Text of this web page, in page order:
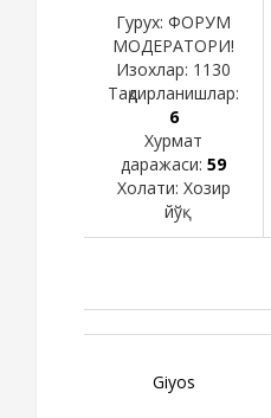
Гурух: ФОРУМ
МОДЕРАТОРИ!
Изохлар: 1130
Тақдирланишлар:
6
Хурмат
даражаси: 59
Холати: Хозир
йўқ
Giyos